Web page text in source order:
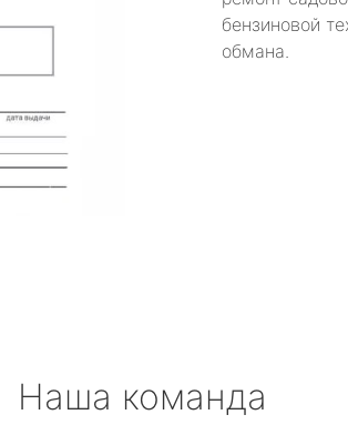
бензиновой
обмана.
Наша команда